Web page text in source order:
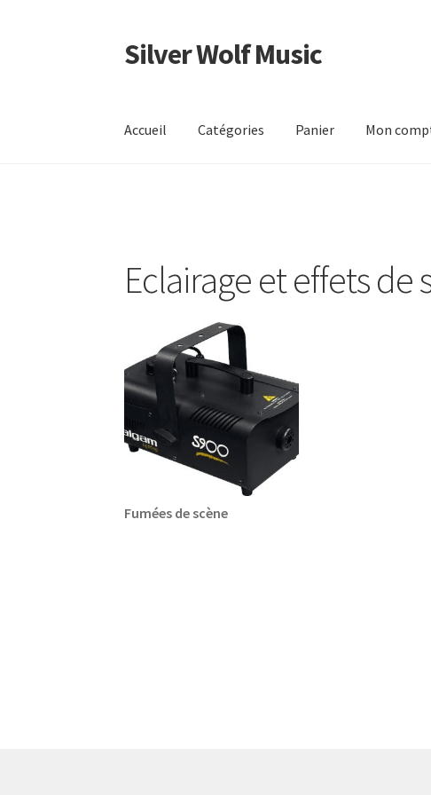
Aller
à
Aller
au
Silver Wolf Music
Accueil Catégories Panier Mon
Eclairage et effets de
Fumées de scène